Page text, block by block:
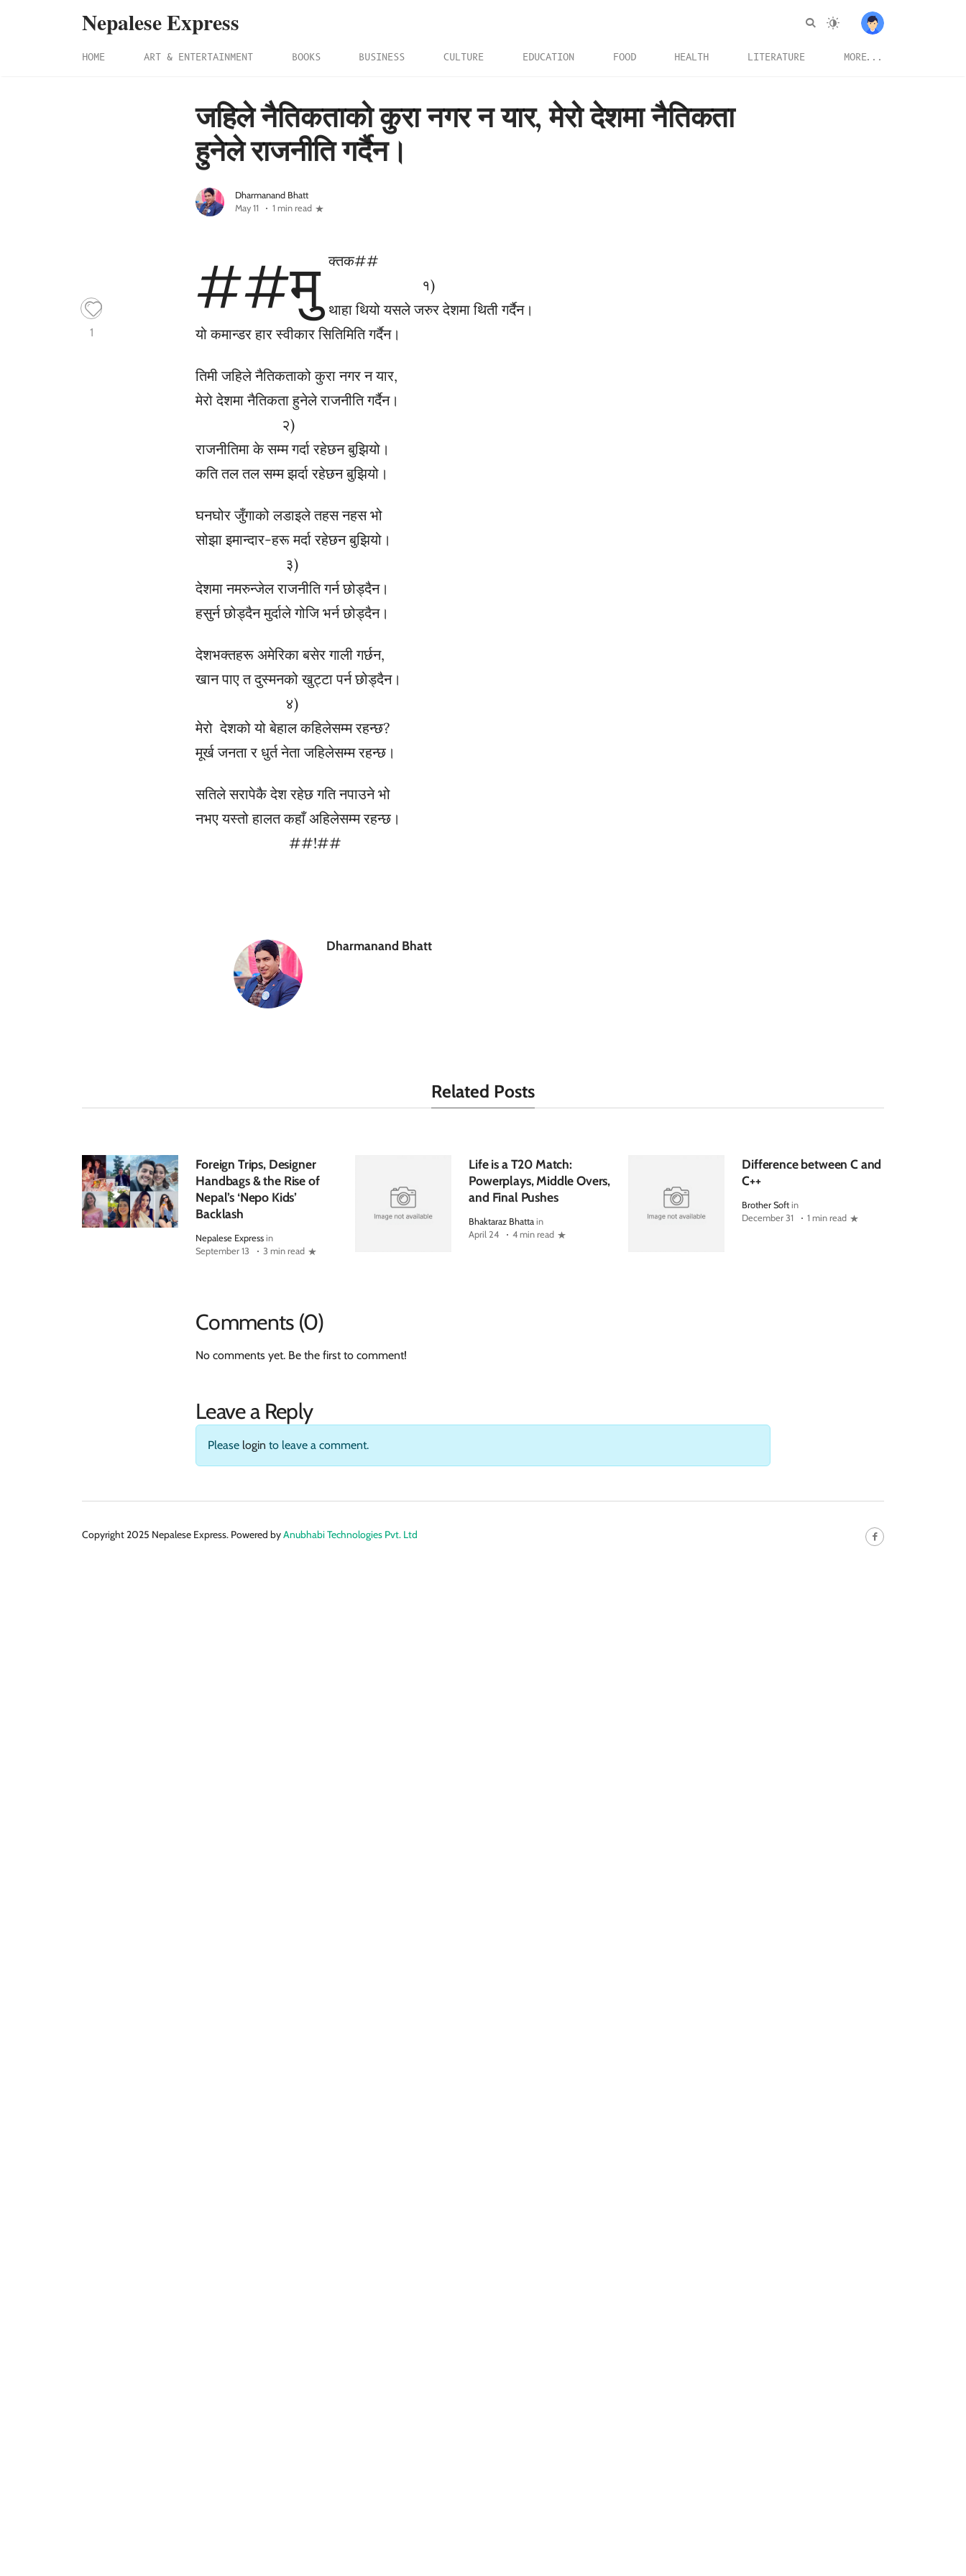
Nepalese Express
HOME ART & ENTERTAINMENT BOOKS BUSINESS CULTURE EDUCATION FOOD HEALTH LITERATURE MORE...
जहिले नैतिकताको कुरा नगर न यार, मेरो देशमा नैतिकता
हुनेले राजनीति गर्दैन।
Dharmanand Bhatt
May 11
1 min read
1
##मु क्तक##
१)
थाहा थियो यसले जरुर देशमा थिती गर्दैन।
यो कमान्डर हार स्वीकार सितिमिति गर्दैन।
तिमी जहिले नैतिकताको कुरा नगर न यार,
मेरो देशमा नैतिकता हुनेले राजनीति गर्दैन।
२)
राजनीतिमा के सम्म गर्दा रहेछन बुझियो।
कति तल तल सम्म झर्दा रहेछन बुझियो।
घनघोर जुँगाको लडाइले तहस नहस भो
सोझा इमान्दार-हरू मर्दा रहेछन बुझियो।
३)
देशमा नमरुन्जेल राजनीति गर्न छोड्दैन।
हसुर्न छोड्दैन मुर्दाले गोजि भर्न छोड्दैन।
देशभक्तहरू अमेरिका बसेर गाली गर्छन,
खान पाए त दुस्मनको खुट्टा पर्न छोड्दैन।
४)
मेरो देशको यो बेहाल कहिलेसम्म रहन्छ?
मूर्ख जनता र धुर्त नेता जहिलेसम्म रहन्छ।
सतिले सरापेकै देश रहेछ गति नपाउने भो
नभए यस्तो हालत कहाँ अहिलेसम्म रहन्छ।
##!##
Dharmanand Bhatt
Related Posts
Foreign Trips, Designer
Handbags & the Rise of
Nepal’s ‘Nepo Kids’
Backlash
Nepalese Express in
September 13
3 min read
Life is a T20 Match:
Powerplays, Middle Overs,
and Final Pushes
Bhaktaraz Bhatta in
April 24
4 min read
Difference between C and
C++
Brother Soft in
December 31
1 min read
Comments (0)
No comments yet. Be the first to comment!
Leave a Reply
Please login to leave a comment.
Copyright 2025 Nepalese Express. Powered byAnubhabi Technologies Pvt. Ltd